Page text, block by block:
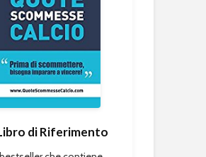
di Riferimento